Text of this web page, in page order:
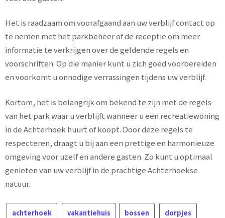
Het is raadzaam om voorafgaand aan uw verblijf contact op
te nemen met het parkbeheer of de receptie om meer
informatie te verkrijgen over de geldende regels en
voorschriften. Op die manier kunt u zich goed voorbereiden
en voorkomt u onnodige verrassingen tijdens uw verblijf.
Kortom, het is belangrijk om bekend te zijn met de regels
van het park waar u verblijft wanneer u een recreatiewoning
in de Achterhoek huurt of koopt. Door deze regels te
respecteren, draagt u bij aan een prettige en harmonieuze
omgeving voor uzelf en andere gasten. Zo kunt u optimaal
genieten van uw verblijf in de prachtige Achterhoekse
natuur.
achterhoek vakantiehuis bossen dorpjes